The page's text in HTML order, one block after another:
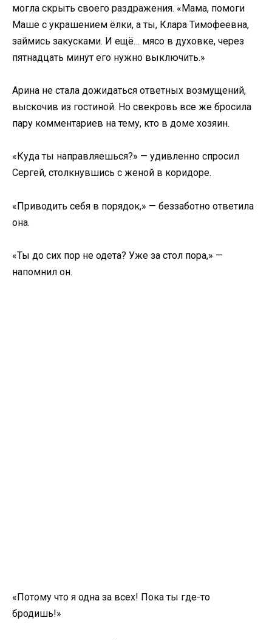
могла скрыть своего раздражения. «Мама, помоги
Маше с украшением ёлки, а ты, Клара Тимофеевна,
займись закусками. И ещё… мясо в духовке, через
пятнадцать минут его нужно выключить.»
Арина не стала дожидаться ответных возмущений,
выскочив из гостиной. Но свекровь все же бросила
пару комментариев на тему, кто в доме хозяин.
«Куда ты направляешься?» — удивленно спросил
Сергей, столкнувшись с женой в коридоре.
«Приводить себя в порядок,» — беззаботно ответила
она.
«Ты до сих пор не одета? Уже за стол пора,» —
напомнил он.
«Потому что я одна за всех! Пока ты где-то
бродишь!»